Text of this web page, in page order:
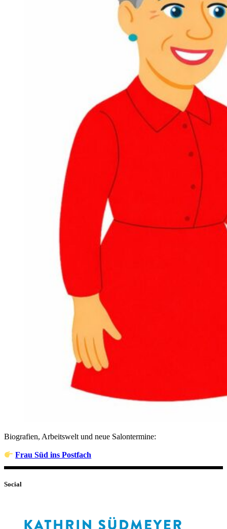
Biografien, Arbeitswelt und neue Salontermine:
Frau Süd ins Postfach
Social